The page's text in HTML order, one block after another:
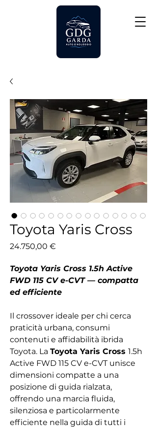
Toyota Yaris Cross
24.750,00 €
Toyota Yaris Cross 1.5h Active
FWD 115 CV e-CVT — compatta
ed efficiente
Il crossover ideale per chi cerca
praticità urbana, consumi
contenuti e affidabilità ibrida
Toyota. La Toyota Yaris Cross 1.5h
Active FWD 115 CV e-CVT unisce
dimensioni compatte a una
posizione di guida rialzata,
offrendo una marcia fluida,
silenziosa e particolarmente
efficiente nella guida di tutti i